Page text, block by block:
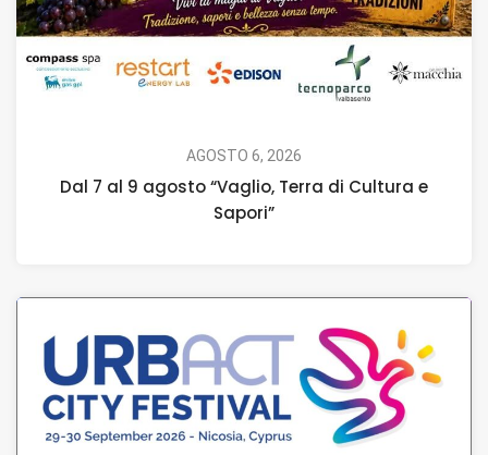
AGOSTO 6, 2026
Dal 7 al 9 agosto “Vaglio, Terra di Cultura e
Sapori”